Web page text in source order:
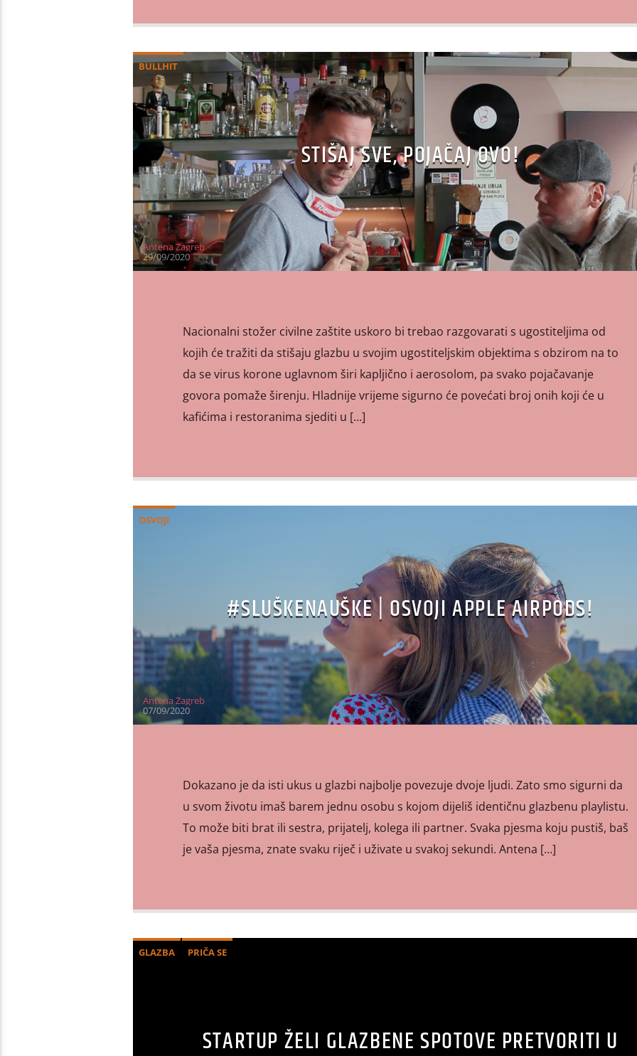
BULLHIT
STIŠAJ SVE, POJAČAJ OVO!
Antena Zagreb
29/09/2020
Nacionalni stožer civilne zaštite uskoro bi trebao razgovarati s ugostiteljima od
kojih će tražiti da stišaju glazbu u svojim ugostiteljskim objektima s obzirom na to
da se virus korone uglavnom širi kapljično i aerosolom, pa svako pojačavanje
govora pomaže širenju. Hladnije vrijeme sigurno će povećati broj onih koji će u
kafićima i restoranima sjediti u […]
OSVOJI
#SLUŠKENAUŠKE | OSVOJI APPLE AIRPODS!
Antena Zagreb
07/09/2020
Dokazano je da isti ukus u glazbi najbolje povezuje dvoje ljudi. Zato smo sigurni da
u svom životu imaš barem jednu osobu s kojom dijeliš identičnu glazbenu playlistu.
To može biti brat ili sestra, prijatelj, kolega ili partner. Svaka pjesma koju pustiš, baš
je vaša pjesma, znate svaku riječ i uživate u svakoj sekundi. Antena […]
GLAZBA PRIČA SE
STARTUP ŽELI GLAZBENE SPOTOVE PRETVORITI U